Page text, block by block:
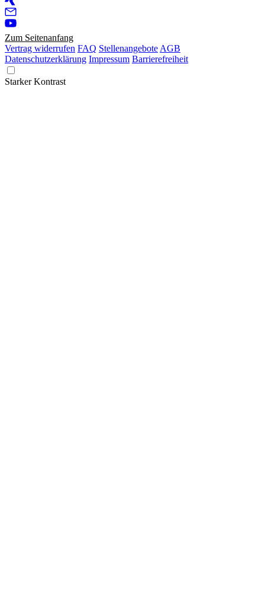
Zum Seitenanfang
Vertrag widerrufen FAQ Stellenangebote AGB
Datenschutzerklärung Impressum Barrierefreiheit
Starker Kontrast